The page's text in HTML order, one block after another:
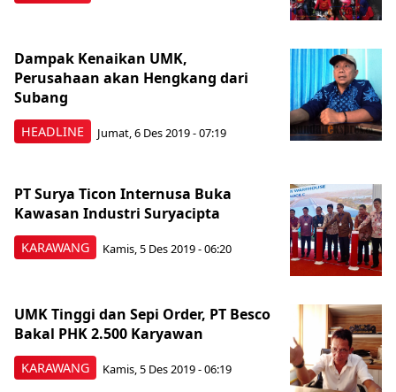
HEADLINE
Dampak Kenaikan UMK,
Perusahaan akan Hengkang dari
Subang
Jumat, 6 Des 2019 - 07:19
KARAWANG
PT Surya Ticon Internusa Buka
Kawasan Industri Suryacipta
Kamis, 5 Des 2019 - 06:20
KARAWANG
UMK Tinggi dan Sepi Order, PT Besco
Bakal PHK 2.500 Karyawan
Kamis, 5 Des 2019 - 06:19